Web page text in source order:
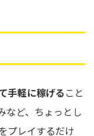
手軽に稼げる こと
など、ちょっとし
プレイするだけ